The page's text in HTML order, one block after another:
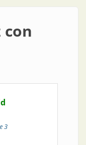
3